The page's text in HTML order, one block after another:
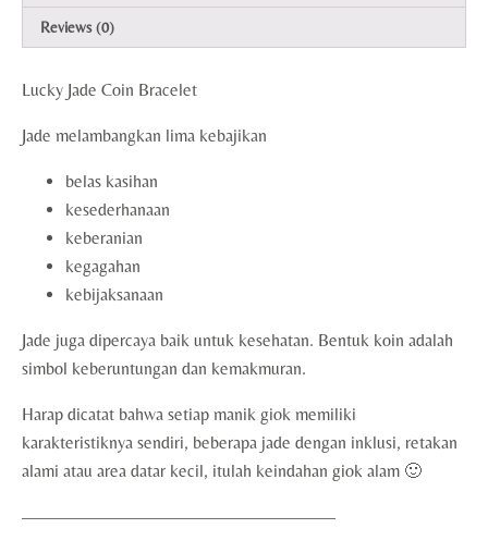
Reviews (0)
Lucky Jade Coin Bracelet
Jade melambangkan lima kebajikan
belas kasihan
kesederhanaan
keberanian
kegagahan
kebijaksanaan
Jade juga dipercaya baik untuk kesehatan. Bentuk koin adalah
simbol keberuntungan dan kemakmuran.
Harap dicatat bahwa setiap manik giok memiliki
karakteristiknya sendiri, beberapa jade dengan inklusi, retakan
alami atau area datar kecil, itulah keindahan giok alam 🙂
——————————————————